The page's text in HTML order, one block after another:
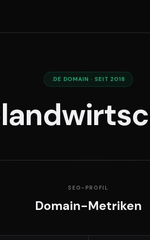
.DE DOMAIN · SEIT 2018
SEO-PROFIL
Domain-Metriken